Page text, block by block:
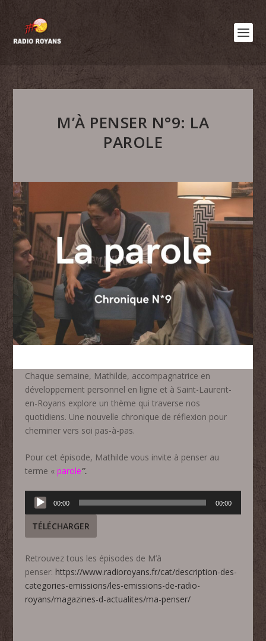
M’À PENSER N°9: LA
PAROLE
Chaque semaine, Mathilde, accompagnatrice en
développement personnel en ligne et à Saint-Laurent-
en-Royans explore un thème qui traverse nos
quotidiens. Une nouvelle chronique de réflexion pour
cheminer vers soi pas-à-pas.
Pour cet épisode, Mathilde vous invite à penser au
terme «parole”.
Lecteur
audio
00:00 00:00
TÉLÉCHARGER
Retrouvez tous les épisodes de M’à
penser: https://www.radioroyans.fr/cat/description-des-
categories-emissions/les-emissions-de-radio-
royans/magazines-d-actualites/ma-penser/